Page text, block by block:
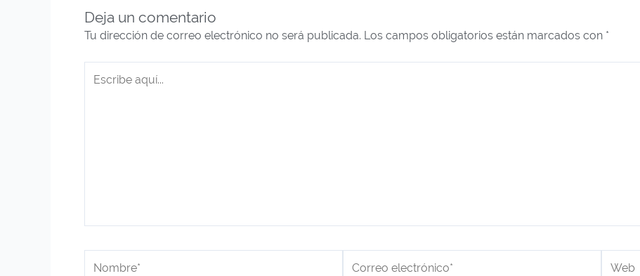
Deja un comentario
Tu dirección de correo electrónico no será publicada. Los campos obligatorios están marcados con *
aquí...